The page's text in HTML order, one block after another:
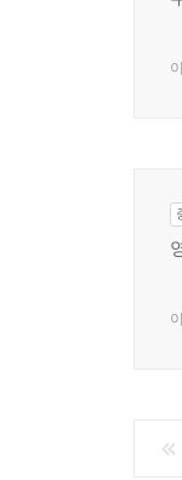
눈
몸
생
- 비
남
그